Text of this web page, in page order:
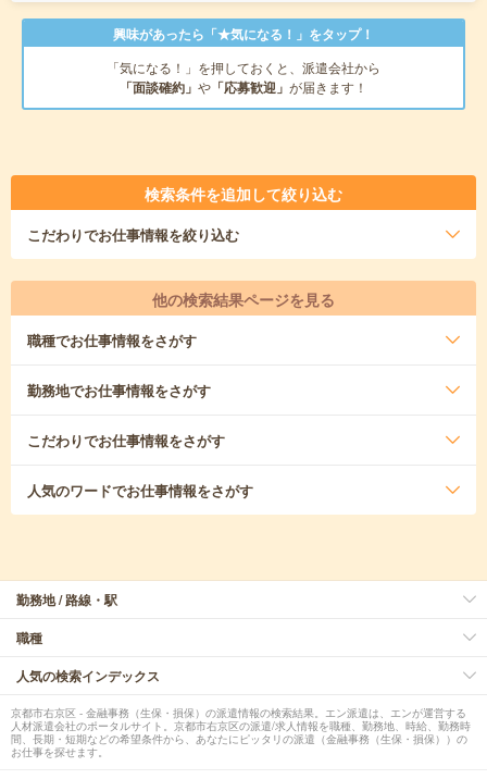
興味があったら「★気になる！」をタップ！
「気になる！」を押しておくと、派遣会社から
「面談確約」 や 「応募歓迎」 が届きます！
検索条件を追加して絞り込む
こだわりでお仕事情報を絞り込む
他の検索結果ページを見る
職種でお仕事情報をさがす
勤務地でお仕事情報をさがす
こだわりでお仕事情報をさがす
人気のワードでお仕事情報をさがす
勤務地 / 路線・駅
職種
人気の検索インデックス
京都市右京区 - 金融事務（生保・損保）の派遣情報の検索結果。エン派遣は、エンが運営する
人材派遣会社のポータルサイト。京都市右京区の派遣/求人情報を職種、勤務地、時給、勤務時
間、長期・短期などの希望条件から、あなたにピッタリの派遣（金融事務（生保・損保））の
お仕事を探せます。